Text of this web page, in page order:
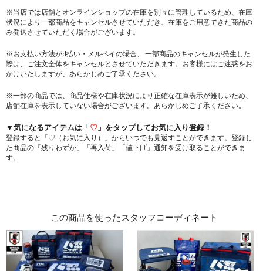
※当店では店舗とオンラインショップの在庫を別々に管理しているため、在庫
状況により一部商品をキャンセルさせていただき、在庫をご用意できた商品の
み発送させていただく場合がございます。
※お支払い方法がd払い・メルペイの場合、 一部商品のキャンセルが発生した
際は、ご注文全体をキャンセルとさせていただきます。お客様にはご迷惑をお
かけいたしますが、あらかじめご了承ください。
※一部の商品では、商品仕様や在庫状況により正確な在庫表示が難しいため、
店舗在庫を表示していない場合がございます。あらかじめご了承ください。
▼気になるアイテムは「♡ 」をタップしてお気に入り登録！
登録すると「♡（お気に入り）」からいつでも見返すことができます。登録し
た商品の「残りわずか」「再入荷」「値下げ」通知を受け取ることができま
す。
この商品を使ったスタッフコーディネート